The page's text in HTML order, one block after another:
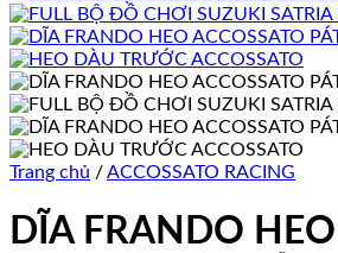
Trang chủ /ACCOSSATO RACING
DĨA FRANDO HEO